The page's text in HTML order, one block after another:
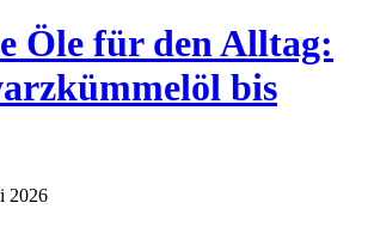
Öle für den Alltag:
bis
2026